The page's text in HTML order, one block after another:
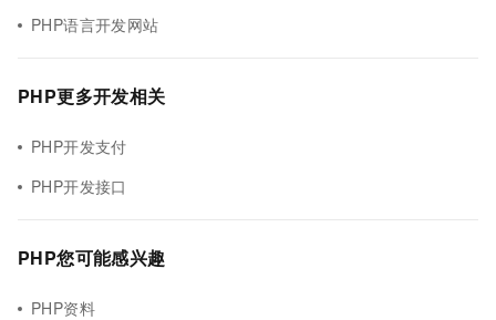
PHP语言开发网站
PHP更多开发相关
PHP开发支付
PHP开发接口
PHP您可能感兴趣
PHP资料